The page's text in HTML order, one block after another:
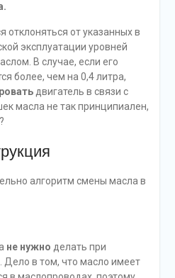
отклоняться от указанных в
эксплуатации уровней
В случае, если его
более, чем на 0,4 литра,
двигатель в связи с
масла не так принципиален,
алгоритм смены масла в
не нужно делать при
Дело в том, что масло имеет